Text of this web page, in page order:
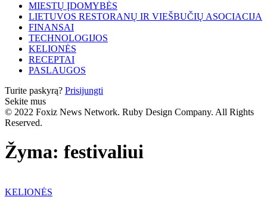
MIESTŲ ĮDOMYBĖS
LIETUVOS RESTORANŲ IR VIEŠBUČIŲ ASOCIACIJA
FINANSAI
TECHNOLOGIJOS
KELIONĖS
RECEPTAI
PASLAUGOS
Turite paskyrą? Prisijungti
Sekite mus
© 2022 Foxiz News Network. Ruby Design Company. All Rights
Reserved.
Žyma: festivaliui
KELIONĖS